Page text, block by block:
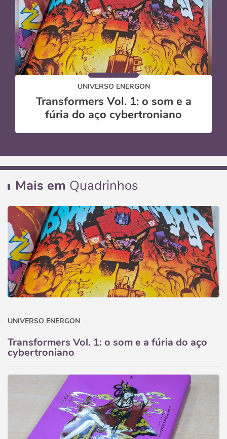
UNIVERSO ENERGON
Transformers Vol. 1: o som e a
fúria do aço cybertroniano
Mais em Quadrinhos
UNIVERSO ENERGON
Transformers Vol. 1: o som e a fúria do aço
cybertroniano